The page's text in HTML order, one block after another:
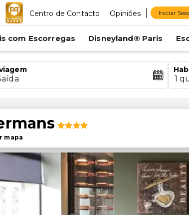
Centro de Contacto Opiniões Iniciar
com Escorregas Disneyland® Paris
1
mapa